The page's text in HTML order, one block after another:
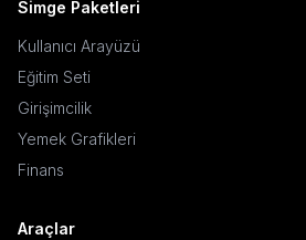
Simge Paketleri
Kullanıcı Arayüzü
Eğitim Seti
Girişimcilik
Yemek Grafikleri
Finans
Araçlar